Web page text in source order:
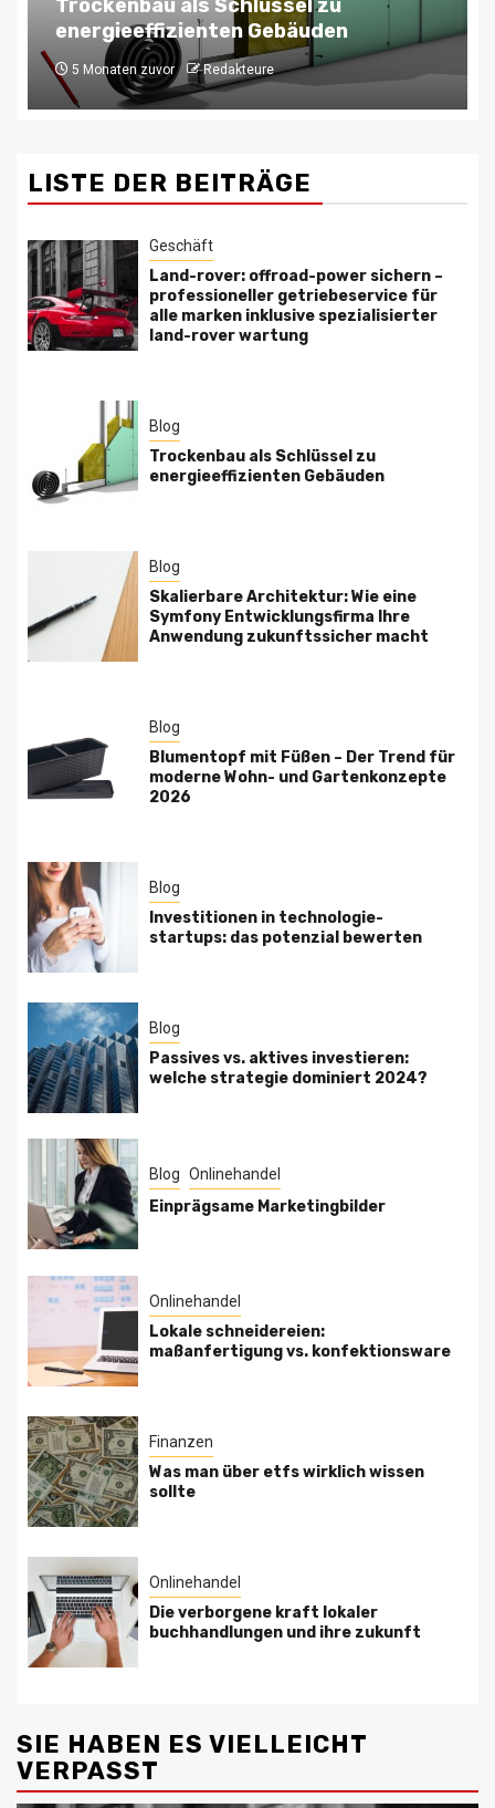
Symfony Entwicklungsfirma Ihre
Anwendung zukunftssicher macht
6 Monaten zuvor Redakteure
LISTE DER BEITRÄGE
Geschäft
Land-rover: offroad-power sichern –
professioneller getriebeservice für
alle marken inklusive spezialisierter
land-rover wartung
Blog
Trockenbau als Schlüssel zu
energieeffizienten Gebäuden
Blog
Skalierbare Architektur: Wie eine
Symfony Entwicklungsfirma Ihre
Anwendung zukunftssicher macht
Blog
Blumentopf mit Füßen – Der Trend für
moderne Wohn- und Gartenkonzepte
2026
Blog
Investitionen in technologie-
startups: das potenzial bewerten
Blog
Passives vs. aktives investieren:
welche strategie dominiert 2024?
Blog Onlinehandel
Einprägsame Marketingbilder
Onlinehandel
Lokale schneidereien:
maßanfertigung vs. konfektionsware
Finanzen
Was man über etfs wirklich wissen
sollte
Onlinehandel
Die verborgene kraft lokaler
buchhandlungen und ihre zukunft
SIE HABEN ES VIELLEICHT
VERPASST